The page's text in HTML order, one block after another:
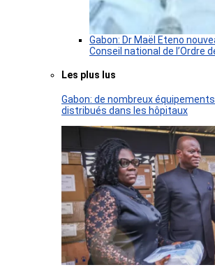
Gabon: Dr Maël Eteno
Conseil national de l’Ordre
Les plus lus
Gabon: de nombreux
distribués dans les hôpitaux